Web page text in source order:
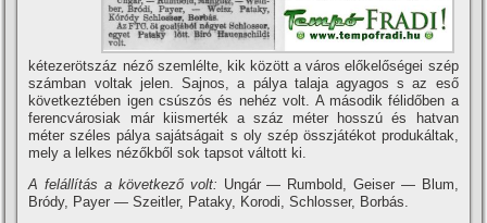
kétezerötszáz néző szemlélte, kik között a város előkelőségei szép
számban voltak jelen. Sajnos, a pálya talaja agyagos s az eső
következtében igen csúszós és nehéz volt. A második félidőben a
ferencvárosiak már kiismerték a száz méter hosszú és hatvan
méter széles pálya sajátságait s oly szép összjátékot produkáltak,
mely a lelkes nézőkből sok tapsot váltott ki.
A felállí­tás a következő volt: Ungár — Rumbold, Geiser — Blum,
Bródy, Payer — Szeitler, Pataky, Korodi, Schlosser, Borbás.